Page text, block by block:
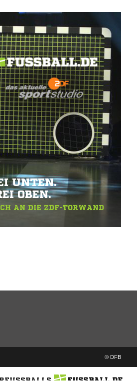
UNTEN.
OBEN.
AN DIE ZDF-TORWAND
© DFB
FUSSBALL.DE